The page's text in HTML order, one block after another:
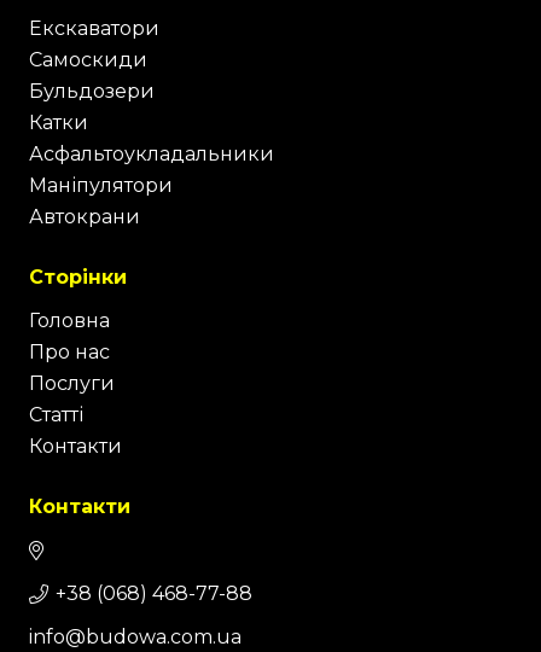
Екскаватори
Самоскиди
Бульдозери
Катки
Асфальтоукладальники
Маніпулятори
Автокрани
Сторінки
Головна
Про нас
Послуги
Статті
Контакти
Контакти
+38 (068) 468-77-88
info@budowa.com.ua